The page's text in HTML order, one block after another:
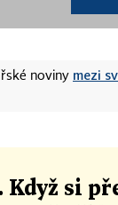
noviny mezi
Když si